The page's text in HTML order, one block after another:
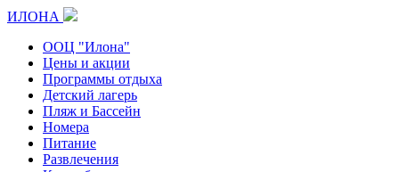
ИЛОНА
ООЦ "Илона"
Цены и акции
Программы отдыха
Детский лагерь
Пляж и Бассейн
Номера
Питание
Развлечения